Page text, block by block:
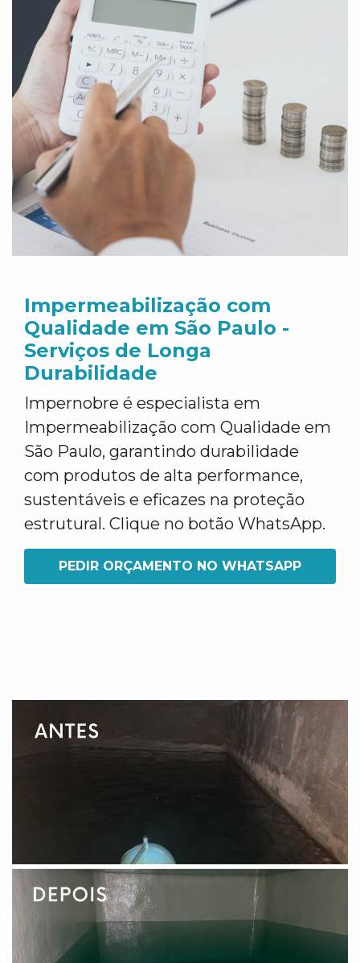
Impermeabilização com
Qualidade em São Paulo -
Serviços de Longa
Durabilidade
Impernobre é especialista em
Impermeabilização com Qualidade em
São Paulo, garantindo durabilidade
com produtos de alta performance,
sustentáveis e eficazes na proteção
estrutural. Clique no botão WhatsApp.
PEDIR ORÇAMENTO NO WHATSAPP